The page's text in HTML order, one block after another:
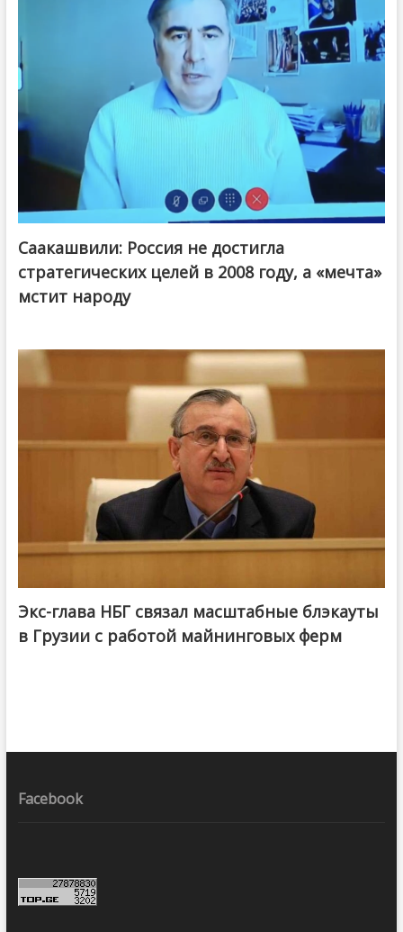
Саакашвили: Россия не достигла
стратегических целей в 2008 году, а «мечта»
мстит народу
Экс-глава НБГ связал масштабные блэкауты
в Грузии с работой майнинговых ферм
Facebook